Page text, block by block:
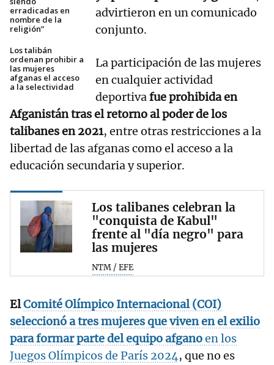
erradicadas en
nombre de la
religión”
Los talibán
ordenan prohibir a
las mujeres
afganas el acceso
a la selectividad
advirtieron en un comunicado
conjunto.
La participación de las mujeres
en cualquier actividad
deportivafue prohibida en
Afganistán tras el retorno al poder de los
talibanes en 2021, entre otras restricciones a la
libertad de las afganas como el acceso a la
educación secundaria y superior.
Los talibanes celebran la
"conquista de Kabul"
frente al "día negro" para
las mujeres
NTM / EFE
ElComité Olímpico Internacional (COI)
seleccionó a tres mujeres que viven en el exilio
para formar parte del equipo afganoen los
Juegos Olímpicos de París 2024, que no es